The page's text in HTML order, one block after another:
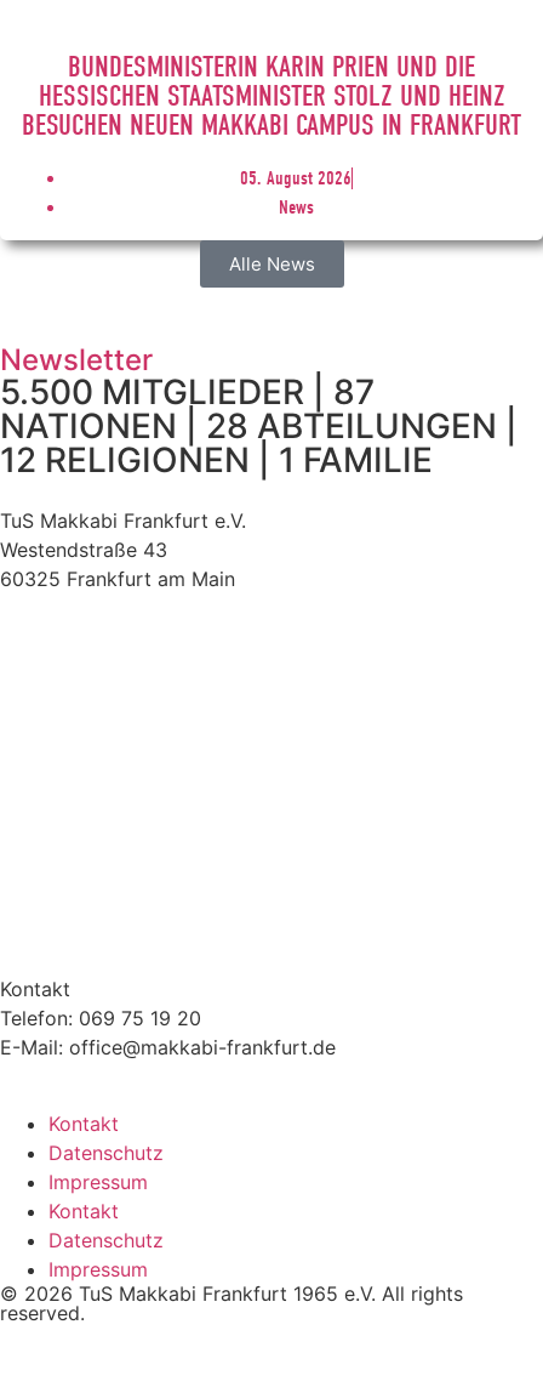
BUNDESMINISTERIN KARIN PRIEN UND DIE
HESSISCHEN STAATSMINISTER STOLZ UND HEINZ
BESUCHEN NEUEN MAKKABI CAMPUS IN FRANKFURT
05. August 2026
News
Alle News
Newsletter
5.500 MITGLIEDER | 87
NATIONEN | 28 ABTEILUNGEN |
12 RELIGIONEN | 1 FAMILIE
TuS Makkabi Frankfurt e.V.
Westendstraße 43
60325 Frankfurt am Main
Kontakt
Telefon: 069 75 19 20
E-Mail: office@makkabi-frankfurt.de
Kontakt
Datenschutz
Impressum
Kontakt
Datenschutz
Impressum
© 2026 TuS Makkabi Frankfurt 1965 e.V. All rights
reserved.